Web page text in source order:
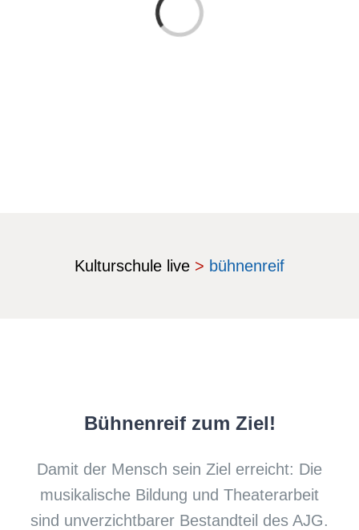
Kulturschule live > bühnenreif
Bühnenreif zum Ziel!
Damit der Mensch sein Ziel erreicht: Die
musikalische Bildung und Theaterarbeit
sind unverzichtbarer Bestandteil des AJG.